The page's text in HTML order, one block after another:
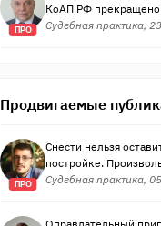
ПРО
КоАП РФ прекращено
Судебная практика,
Продвигаемые
ПРО
Снести нельзя
постройке.
Судебная практика,